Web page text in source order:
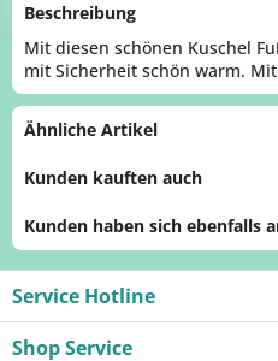
Beschreibung
Mit diesen schönen Kuschel
mit Sicherheit schön warm.
Ähnliche Artikel
Kunden kauften auch
Kunden haben sich ebenfalls
Service Hotline
Shop Service